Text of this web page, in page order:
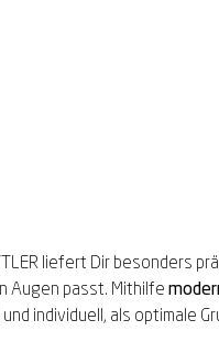
liefert Dir besonders
Augen passt. Mithilfe
individuell, als optimale